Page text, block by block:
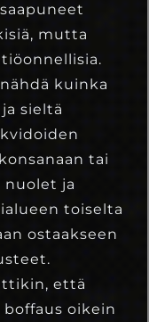
mutta
kuinka
sieltä
tai
nuolet ja
toiselta
ostaakseen
että
oikein